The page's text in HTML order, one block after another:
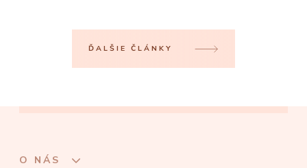
ĎALŠIE ČLÁNKY
O NÁS